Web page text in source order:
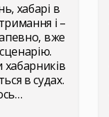
хабарі в
і –
вже
хабарників
в судах.